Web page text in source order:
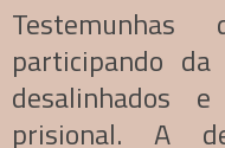
Testemunhas
participando
desalinhados
prisional. A